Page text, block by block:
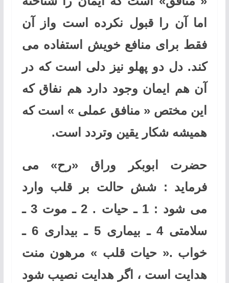
اما آن را قبول نکرده است واز آن
فقط برای منافع خویش استفاده می
کند. دل دو پهلو نیز دلی است که در
آن هم ایمان وجود دارد هم نفاق که
این مختص « منافق عملی » است که
همیشه شکار یقین وتردد است.
حضرت ابوبکر وراق «رح» می
فرماید : شش حالت بر قلب وارد
می شود : 1 ـ حیات . 2 ـ موت 3 ـ
سلامتی 4 ـ بیماری 5 ـ بیداری 6 ـ
خواب .« حیات قلب » مرهون منت
هدایت است ، اگر هدایت نصیب شود